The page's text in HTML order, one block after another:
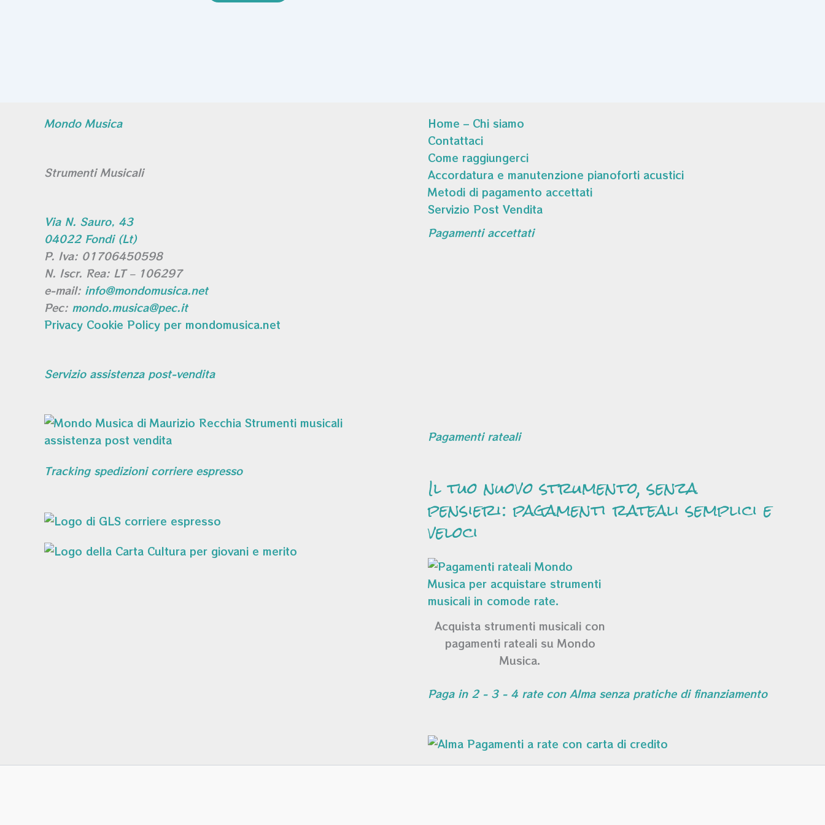
Mondo Musica
Strumenti Musicali
Via N. Sauro, 43
04022 Fondi (Lt)
P. Iva: 01706450598
N. Iscr. Rea: LT – 106297
e-mail: info@mondomusica.net
Pec: mondo.musica@pec.it
Privacy Cookie Policy per mondomusica.net
Servizio assistenza post-vendita
Tracking spedizioni corriere espresso
Home – Chi siamo
Contattaci
Come raggiungerci
Accordatura e manutenzione pianoforti acustici
Metodi di pagamento accettati
Servizio Post Vendita
Pagamenti accettati
Pagamenti rateali
Il tuo nuovo strumento, senza
pensieri: pagamenti rateali semplici e
veloci
Acquista strumenti musicali con
pagamenti rateali su Mondo
Musica.
Paga in 2 - 3 - 4 rate con Alma senza pratiche di finanziamento